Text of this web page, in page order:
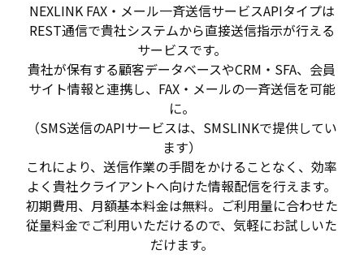
NEXLINK FAX・メール一斉送信サービスAPIタイプは
REST通信で貴社システムから直接送信指示が行える
サービスです。
貴社が保有する顧客データベースやCRM・SFA、会員
サイト情報と連携し、FAX・メールの一斉送信を可能
に。
（SMS送信のAPIサービスは、SMSLINKで提供してい
ます）
これにより、送信作業の手間をかけることなく、効率
よく貴社クライアントへ向けた情報配信を行えます。
初期費用、月額基本料金は無料。ご利用量に合わせた
従量料金でご利用いただけるので、気軽にお試しいた
だけます。